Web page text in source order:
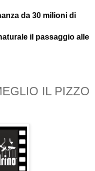
da 30 milioni di
il passaggio alle
IL PIZZO